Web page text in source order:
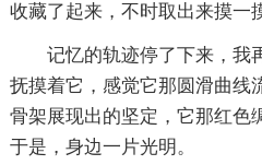
收藏了起来，不时取出来摸一
记忆的轨迹停了下来，我再
抚摸着它，感觉它那圆滑曲线
骨架展现出的坚定，它那红色
于是，身边一片光明。